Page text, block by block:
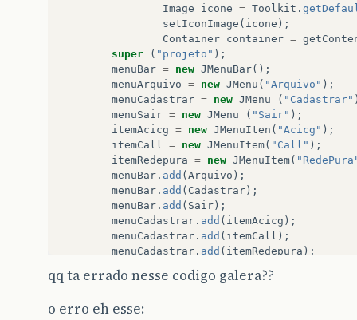
Image
icone = Toolkit .
setIconImage ( icone );
Container container =
super
( "projeto" );
menuBar = new JMenuBar();
menuArquivo = new JMenu ( "Arquivo" );
menuCadastrar = new JMenu ( "Cadastrar"
menuSair = new JMenu ( "Sair" );
itemAcicg = new JMenuIten ( "Acicg" );
itemCall = new JMenuItem( "Call" );
itemRedepura = new JMenuItem(
menuBar . add ( Arquivo );
menuBar . add ( Cadastrar );
menuBar . add ( Sair );
menuCadastrar . add ( itemAcicg );
menuCadastrar . add ( itemCall );
menuCadastrar . add ( itemRedepura );
p1
JPanel
container .add( p1 );
qq ta errado nesse codigo galera??
o erro eh esse: